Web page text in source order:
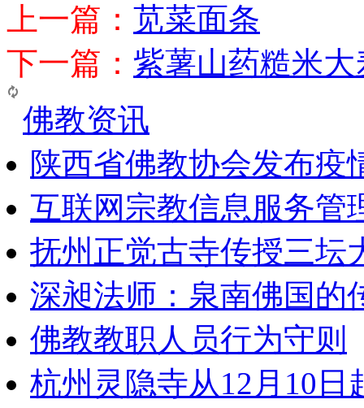
上一篇： 苋菜面条
下一篇： 紫薯山药糙米大
佛教资讯
陕西省佛教协会发布疫
互联网宗教信息服务管
抚州正觉古寺传授三坛
深昶法师：泉南佛国的
佛教教职人员行为守则
杭州灵隐寺从12月10日